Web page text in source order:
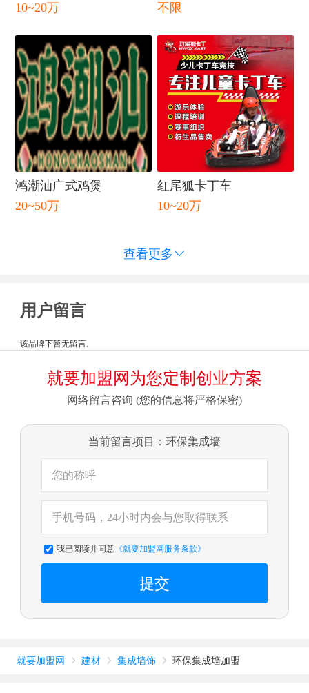
10~20万
不限
鸿潮汕广式鸡煲
20~50万
红尾狐卡丁车
10~20万
查看更多 
用户留言
该品牌下暂无留言.
就要加盟网为您定制创业方案
网络留言咨询 (您的信息将严格保密)
当前留言项目：环保集成墙
我已阅读并同意《就要加盟网服务条款》
提交
就要加盟网  建材  集成墙饰  环保集成墙加盟